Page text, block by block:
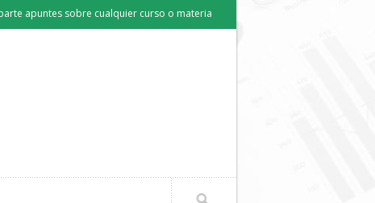
apuntes sobre cualquier curso o materia